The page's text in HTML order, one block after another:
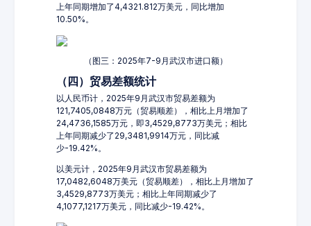
上年同期增加了4,4321.812万美元，同比增加
10.50%。
（图三：2025年7-9月武汉市进口额）
（四）贸易差额统计
以人民币计，2025年9月武汉市贸易差额为
121,7405,0848万元（贸易顺差），相比上月增加了
24,4736,1585万元，即3,4529,8773万美元；相比
上年同期减少了29,3481,9914万元，同比减
少-19.42%。
以美元计，2025年9月武汉市贸易差额为
17,0482,6048万美元（贸易顺差），相比上月增加了
3,4529,8773万美元；相比上年同期减少了
4,1077,1217万美元，同比减少-19.42%。